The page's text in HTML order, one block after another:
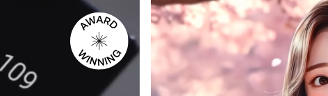
Global
11 Doan
Ho Chi
주식회사 더
대표 : 김용태